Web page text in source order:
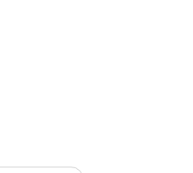
により、若干製品と画像のカラーが異
足すべきキレイ服